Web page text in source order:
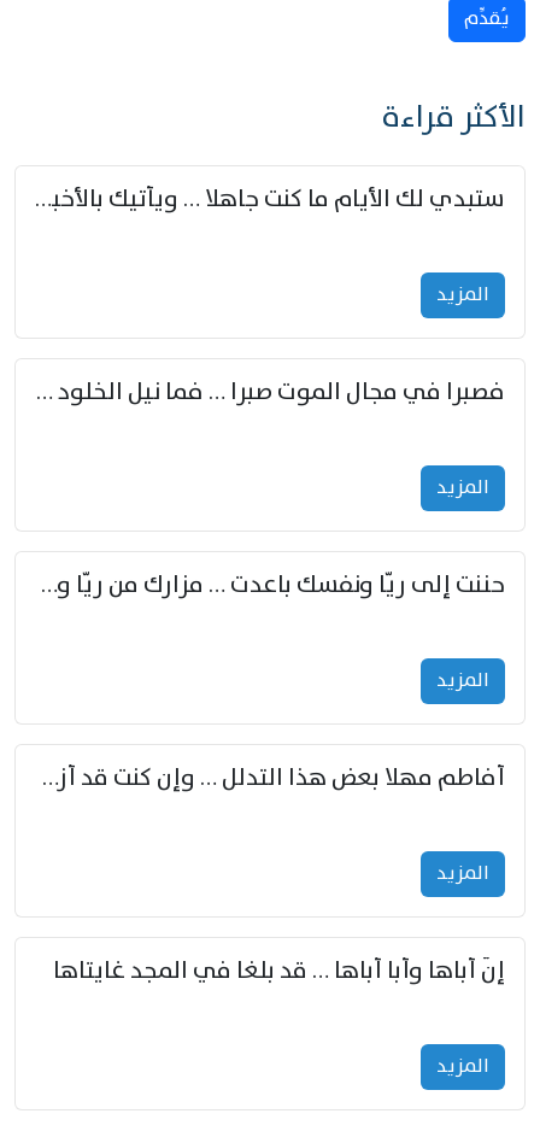
يُقدِّم
الأكثر قراءة
ستبدي لك الأيام ما كنت جاهلا … ويأتيك بالأخبار من لم تزوّد
المزید
فصبرا في مجال الموت صبرا … فما نيل الخلود بمستطاع
المزید
حننت إلى ريّا ونفسك باعدت … مزارك من ريّا وشعباكما معا
المزید
أفاطم مهلا بعض هذا التدلل … وإن كنت قد أزمعت صرمي فأجملي
المزید
إنّ أباها وأبا أباها … قد بلغا في المجد غايتاها
المزید